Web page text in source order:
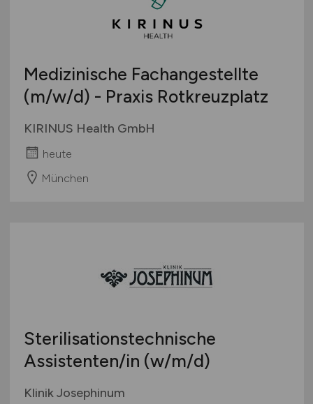
Medizinische Fachangestellte
(m/w/d) - Praxis Rotkreuzplatz
KIRINUS Health GmbH
heute
München
Sterilisationstechnische
Assistenten/in (w/m/d)
Klinik Josephinum